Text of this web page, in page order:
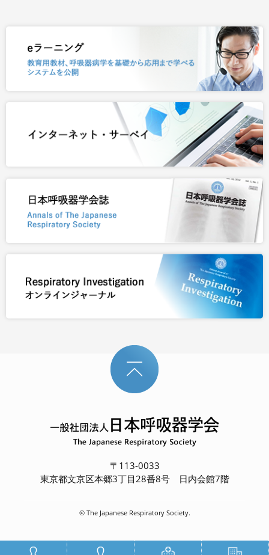
〒113-0033
東京都文京区本郷3丁目28番8号 日内会館7階
© The Japanese Respiratory Society.